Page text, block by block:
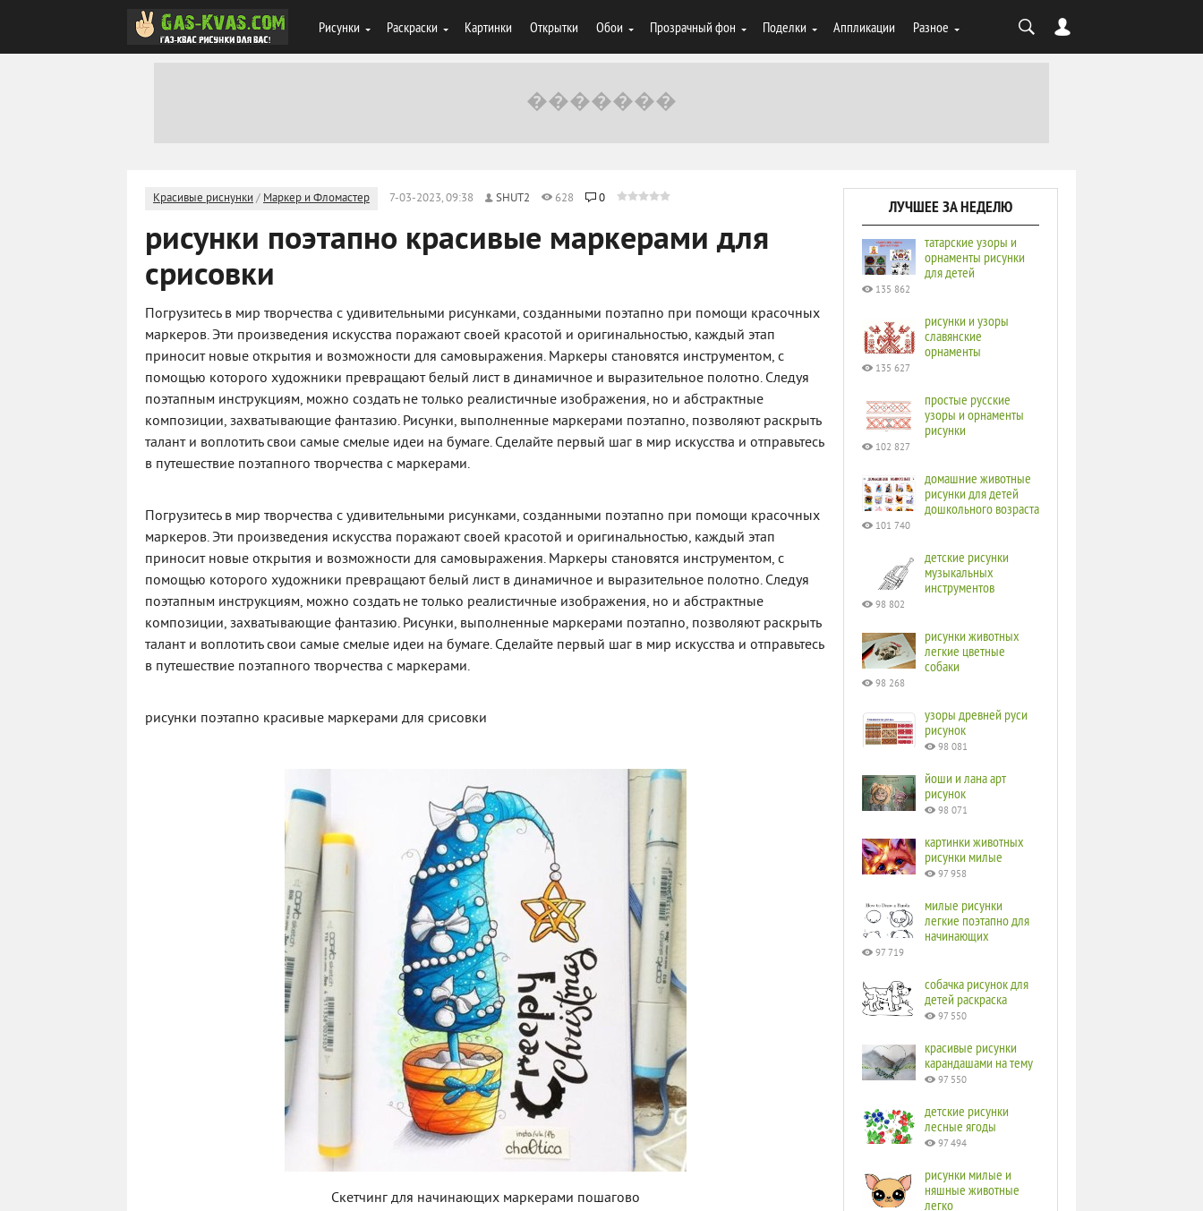
Рисунки Раскраски Картинки Открытки Обои Прозрачный фон Поделки Аппликации Разное
Красивые риснунки / Маркер и Фломастер 7-03-2023, 09:38 SHUT2 628 0
рисунки поэтапно красивые маркерами для
срисовки
Погрузитесь в мир творчества с удивительными рисунками, созданными поэтапно при помощи красочных
маркеров. Эти произведения искусства поражают своей красотой и оригинальностью, каждый этап
приносит новые открытия и возможности для самовыражения. Маркеры становятся инструментом, с
помощью которого художники превращают белый лист в динамичное и выразительное полотно. Следуя
поэтапным инструкциям, можно создать не только реалистичные изображения, но и абстрактные
композиции, захватывающие фантазию. Рисунки, выполненные маркерами поэтапно, позволяют раскрыть
талант и воплотить свои самые смелые идеи на бумаге. Сделайте первый шаг в мир искусства и отправьтесь
в путешествие поэтапного творчества с маркерами.
Погрузитесь в мир творчества с удивительными рисунками, созданными поэтапно при помощи красочных
маркеров. Эти произведения искусства поражают своей красотой и оригинальностью, каждый этап
приносит новые открытия и возможности для самовыражения. Маркеры становятся инструментом, с
помощью которого художники превращают белый лист в динамичное и выразительное полотно. Следуя
поэтапным инструкциям, можно создать не только реалистичные изображения, но и абстрактные
композиции, захватывающие фантазию. Рисунки, выполненные маркерами поэтапно, позволяют раскрыть
талант и воплотить свои самые смелые идеи на бумаге. Сделайте первый шаг в мир искусства и отправьтесь
в путешествие поэтапного творчества с маркерами.
рисунки поэтапно красивые маркерами для срисовки
Скетчинг для начинающих маркерами пошагово
ЛУЧШЕЕ ЗА НЕДЕЛЮ
татарские узоры и
орнаменты рисунки
для детей
135 862
рисунки и узоры
славянские
орнаменты
135 627
простые русские
узоры и орнаменты
рисунки
102 827
домашние животные
рисунки для детей
дошкольного возраста
101 740
детские рисунки
музыкальных
инструментов
98 802
рисунки животных
легкие цветные
собаки
98 268
узоры древней руси
рисунок
98 081
йоши и лана арт
рисунок
98 071
картинки животных
рисунки милые
97 958
милые рисунки
легкие поэтапно для
начинающих
97 719
собачка рисунок для
детей раскраска
97 550
красивые рисунки
карандашами на тему
97 550
детские рисунки
лесные ягоды
97 494
рисунки милые и
няшные животные
легко